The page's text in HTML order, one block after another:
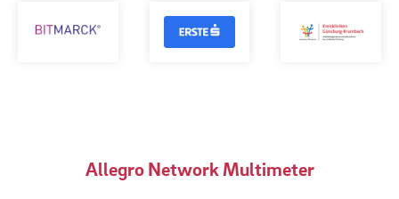
Allegro Network Multimeter